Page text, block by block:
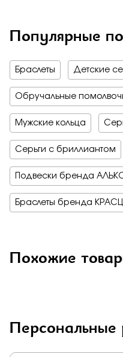
Популярные
Браслеты Детские
Обручальные
Мужские кольца
Серьги с бриллиантом
Подвески бренда
Браслеты бренда
Похожие